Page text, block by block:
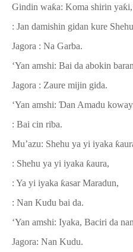
Gindin waƙa: Koma shirin yaƙi,
: Jan damishin gidan kure
Jagora : Na Garba.
‘Yan amshi: Bai da abokin
Jagora : Zaure mijin gida.
‘Yan amshi: Ɗan Amadu
: Bai cin riba.
Mu’azu: Shehu ya yi iyaka ƙ
: Shehu ya yi iyaka ƙaura,
: Ya yi iyaka ƙasar Maradun,
: Nan Kudu bai da.
‘Yan amshi: Iyaka, Baciri da
Jagora: Nan Kudu.